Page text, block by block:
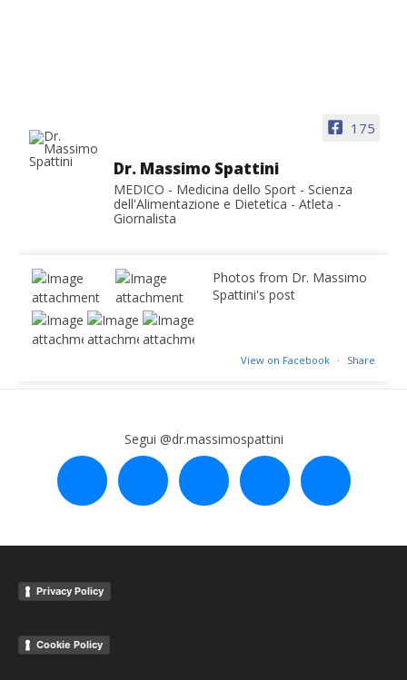
175
Dr. Massimo Spattini
MEDICO - Medicina dello Sport - Scienza
dell'Alimentazione e Dietetica - Atleta -
Giornalista
Photos from Dr. Massimo
Spattini's post
View on Facebook · Share
Segui @dr.massimospattini
facebook
twitter instagram linkedin youtube
Privacy Policy
Cookie Policy